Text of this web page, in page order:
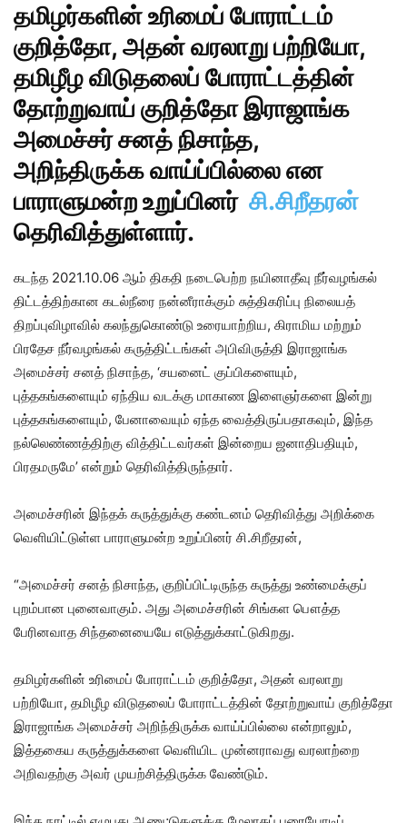
தமிழர்களின் உரிமைப் போராட்டம்
குறித்தோ, அதன் வரலாறு பற்றியோ,
தமிழீழ விடுதலைப் போராட்டத்தின்
தோற்றுவாய் குறித்தோ இராஜாங்க
அமைச்சர் சனத் நிசாந்த,
அறிந்திருக்க வாய்ப்பில்லை என
பாராளுமன்ற உறுப்பினர் சி.சிறீதரன்
தெரிவித்துள்ளார்.
கடந்த 2021.10.06 ஆம் திகதி நடைபெற்ற நயினாதீவு நீர்வழங்கல்
திட்டத்திற்கான கடல்நீரை நன்னீராக்கும் சுத்திகரிப்பு நிலையத்
திறப்புவிழாவில் கலந்துகொண்டு உரையாற்றிய, கிராமிய மற்றும்
பிரதேச நீர்வழங்கல் கருத்திட்டங்கள் அபிவிருத்தி இராஜாங்க
அமைச்சர் சனத் நிசாந்த, ‘சயனைட் குப்பிகளையும்,
புத்தகங்களையும் ஏந்திய வடக்கு மாகாண இளைஞர்களை இன்று
புத்தகங்களையும், பேனாவையும் ஏந்த வைத்திருப்பதாகவும், இந்த
நல்லெண்ணத்திற்கு வித்திட்டவர்கள் இன்றைய ஜனாதிபதியும்,
பிரதமருமே’ என்றும் தெரிவித்திருந்தார்.
அமைச்சரின் இந்தக் கருத்துக்கு கண்டனம் தெரிவித்து அறிக்கை
வெளியிட்டுள்ள பாராளுமன்ற உறுப்பினர் சி.சிறீதரன்,
“அமைச்சர் சனத் நிசாந்த, குறிப்பிட்டிருந்த கருத்து உண்மைக்குப்
புறம்பான புனைவாகும். அது அமைச்சரின் சிங்கள பௌத்த
பேரினவாத சிந்தனையையே எடுத்துக்காட்டுகிறது.
தமிழர்களின் உரிமைப் போராட்டம் குறித்தோ, அதன் வரலாறு
பற்றியோ, தமிழீழ விடுதலைப் போராட்டத்தின் தோற்றுவாய் குறித்தோ
இராஜாங்க அமைச்சர் அறிந்திருக்க வாய்ப்பில்லை என்றாலும்,
இத்தகைய கருத்துக்களை வெளியிட முன்னராவது வரலாற்றை
அறிவதற்கு அவர் முயற்சித்திருக்க வேண்டும்.